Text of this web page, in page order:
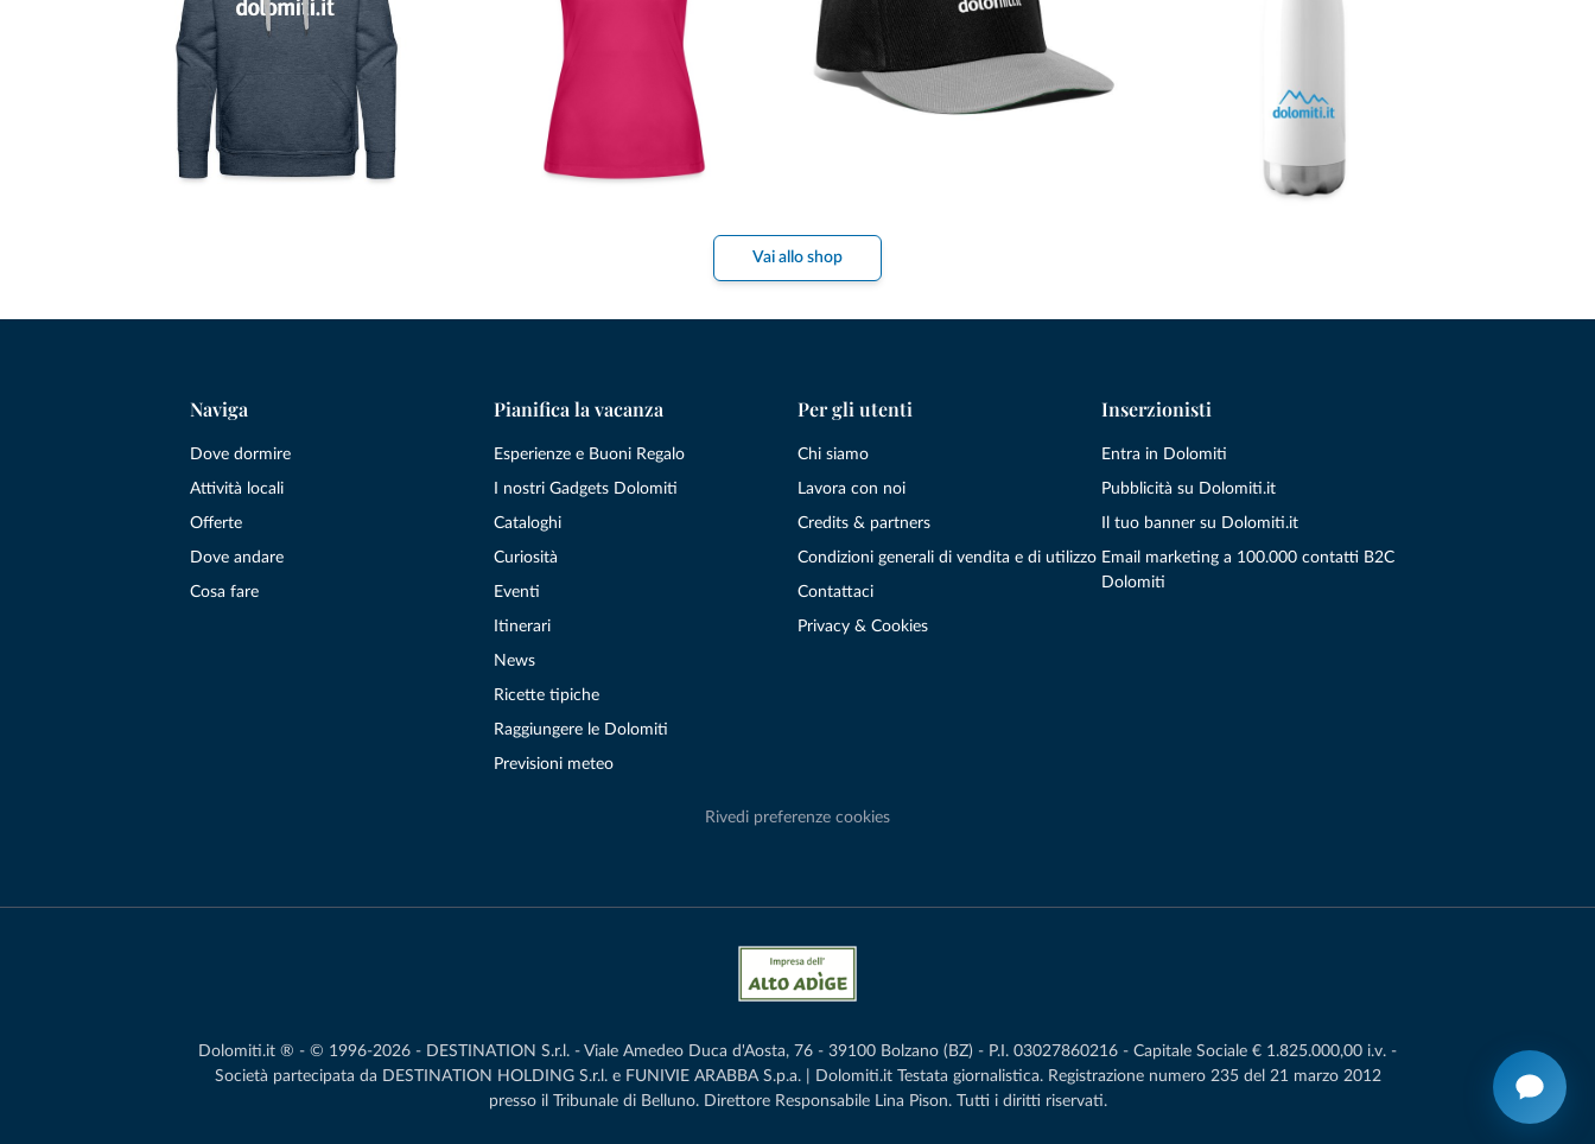
Vai allo shop
Naviga
Dove dormire
Attività locali
Offerte
Dove andare
Cosa fare
Pianifica la vacanza
Esperienze e Buoni Regalo
I nostri Gadgets Dolomiti
Cataloghi
Curiosità
Eventi
Itinerari
News
Ricette tipiche
Raggiungere le Dolomiti
Previsioni meteo
Per gli utenti
Chi siamo
Lavora con noi
Credits & partners
Condizioni generali di vendita e di utilizzo
Contattaci
Privacy & Cookies
Inserzionisti
Entra in Dolomiti
Pubblicità su Dolomiti.it
Il tuo banner su Dolomiti.it
Email marketing a 100.000 contatti B2C
Dolomiti
Rivedi preferenze cookies
Dolomiti.it ® - © 1996-2026 - DESTINATION S.r.l. - Viale Amedeo Duca d'Aosta, 76 - 39100 Bolzano (BZ) - P.I. 03027860216 - Capitale Sociale € 1.825.000,00 i.v. -
Società partecipata da DESTINATION HOLDING S.r.l. e FUNIVIE ARABBA S.p.a. | Dolomiti.it Testata giornalistica. Registrazione numero 235 del 21 marzo 2012
presso il Tribunale di Belluno.­ Direttore Responsabile Lina Pison. Tutti i diritti riservati.